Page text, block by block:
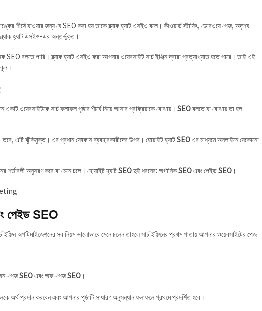
শীর্ষে যাওয়ার জন্য যে SEO করা হয় তাকে ব্ল্যাক হ্যাট এসইও বলে। কীওয়ার্ড স্টাফিং, ডোরওয়ে পেজ, অদৃশ্য
ব্ল্যাক হ্যাট এসইও-এর অন্তর্ভুক্ত।
বলতে পারি। ব্ল্যাক হ্যাট এসইও করা আপনার ওয়েবসাইট সার্চ ইঞ্জিন দ্বারা প্রত্যাখ্যাত হতে পারে। তাই এই
একটি ওয়েবসাইটকে সার্চ ফলাফল পৃষ্ঠার শীর্ষে নিয়ে আসার প্রক্রিয়াকে বোঝায়। SEOবলতে যা বোঝায় তা হল
এটি ঝুঁকিমুক্ত। এর প্রধান ফোকাস ব্যবহারকারীদের উপর। হোয়াইট হ্যাটSEOএর মাধ্যমে অনলাইনে যেকোনো
শর্তাবলী অনুসরণ করে বা মেনে চলে। হোয়াইট হ্যাটSEOদুই ধরনের: অর্গানিকSEOএবং পেইডSEO ।
পেইড SEO
ইঞ্জিন অপটিমাইজেশনের সব নিয়ম ভালোভাবে মেনে চলেন তাহলে সার্চ ইঞ্জিনের প্রথম পাতায় আপনার ওয়েবসাইটের পেজ
পেজSEOএবং অফ-পেজSEO।
অর্থ প্রদান করবেন এবং আপনার পৃষ্ঠাটি সাধারণ অনুসন্ধান ফলাফলে প্রথমে প্রদর্শিত হবে।